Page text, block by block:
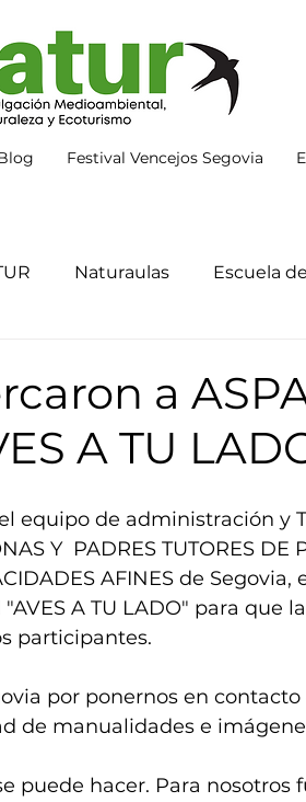
Festival Vencejos Segovia
Naturaulas Escuela
a
A TU
equipo de administración y
Y  PADRES TUTORES DE
AFINES de Segovia,
A TU LADO" para que
participantes.
por ponernos en contacto
de manualidades e
puede hacer. Para nosotros